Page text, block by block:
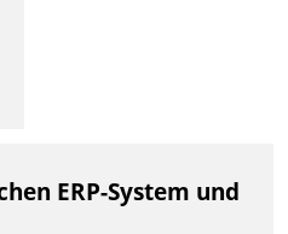
ERP-System und